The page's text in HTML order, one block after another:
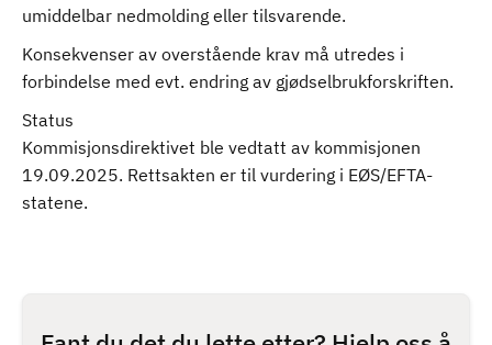
umiddelbar nedmolding eller tilsvarende.
Konsekvenser av overstående krav må utredes i
forbindelse med evt. endring av gjødselbrukforskriften.
Status
Kommisjonsdirektivet ble vedtatt av kommisjonen
19.09.2025. Rettsakten er til vurdering i EØS/EFTA-
statene.